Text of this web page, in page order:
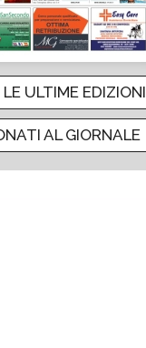
LE ULTIME EDIZIONI
AL GIORNALE